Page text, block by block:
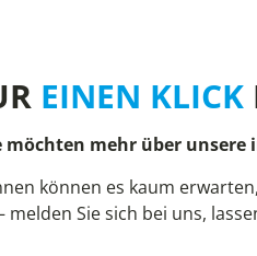
EINEN KLICK
möchten mehr über
können es kaum
Sie sich bei uns,